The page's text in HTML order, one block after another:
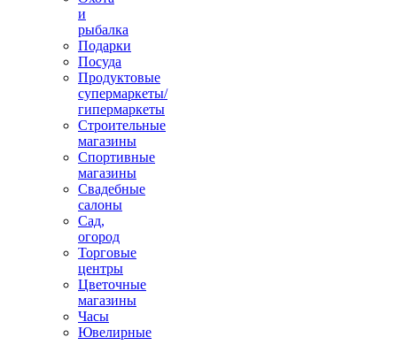
и
рыбалка
Подарки
Посуда
Продуктовые
супермаркеты/
гипермаркеты
Строительные
магазины
Спортивные
магазины
Свадебные
салоны
Сад,
огород
Торговые
центры
Цветочные
магазины
Часы
Ювелирные